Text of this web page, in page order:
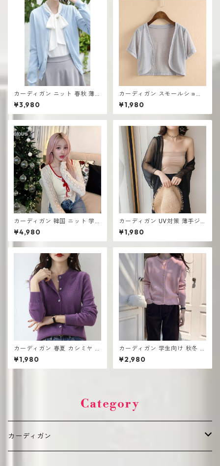
カーディガン ニット 春秋 薄手
ラウンドネック トップコット
ン
¥3,980
カーディガン スモールショー
ル サマーシフォン UV対策 エ
アコン対策 薄手 スモールベス
ト
¥1,980
カーディガン 韓国 ニット 学生
向け おしゃれ 可愛い
¥4,980
カーディガン UV対策 薄手ジ
ャケット ショール 長袖 エアコ
ン対策 スーパーフェアリー
¥1,980
カーディガン 春夏 カシミヤ ニ
ット 長袖のセーター 韓国版 ウ
ール
¥1,980
カーディガン 学生向け 秋冬 ボ
タンセーターコート
¥2,980
Category
カーディガン